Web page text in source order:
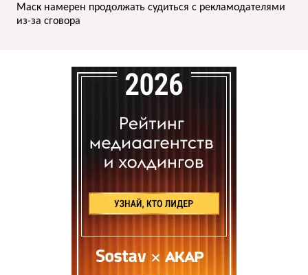
Маск намерен продолжать судиться с рекламодателями
из-за сговора